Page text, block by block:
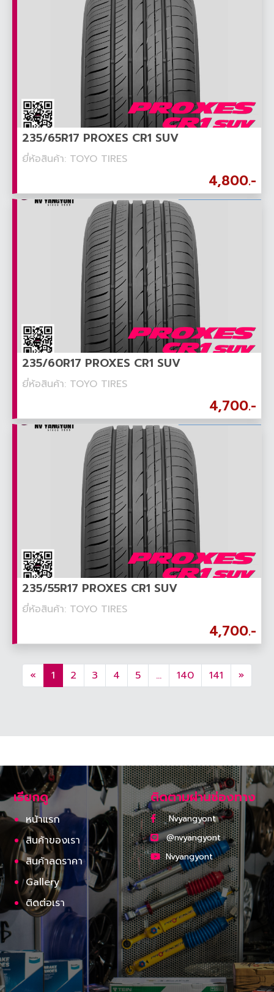
235/65R17 PROXES CR1 SUV
ยี่ห้อสินค้า: TOYO TIRES
4,800.-
235/60R17 PROXES CR1 SUV
ยี่ห้อสินค้า: TOYO TIRES
4,700.-
235/55R17 PROXES CR1 SUV
ยี่ห้อสินค้า: TOYO TIRES
4,700.-
« 1 2 3 4 5 ... 140 141 »
เรียกดู
หน้าแรก
สินค้าของเรา
สินค้าลดราคา
Gallery
ติดต่อเรา
ติดตามผ่านช่องทาง
Nvyangyont
@nvyangyont
Nvyangyont